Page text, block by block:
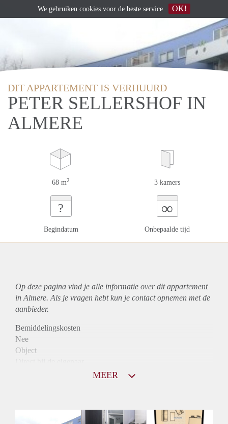
DIT APPARTEMENT IS VERHUURD
PETER SELLERSHOF IN
ALMERE
68 m2 3 kamers
?
Begindatum
∞
Onbepaalde tijd
Op deze pagina vind je alle informatie over ditappartement
in Almere. Als je vragen hebt kun je contact opnemen met de
aanbieder.
Bemiddelingskosten
Nee
Object
MEER
We gebruiken cookies voor de beste service OK!